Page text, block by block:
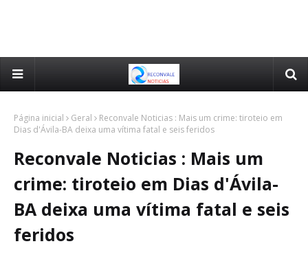
Página inicial Geral
Reconvale Noticias : Mais um crime: tiroteio em
Dias d'Ávila-BA deixa uma vítima fatal e seis feridos
Reconvale Noticias : Mais um
crime: tiroteio em Dias d'Ávila-
BA deixa uma vítima fatal e seis
feridos